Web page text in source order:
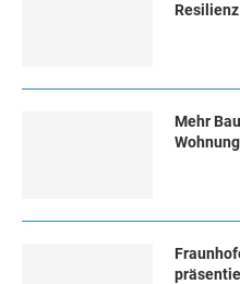
Mehr